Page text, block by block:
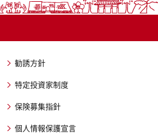
勧誘方針
特定投資家制度
保険募集指針
個人情報保護宣言